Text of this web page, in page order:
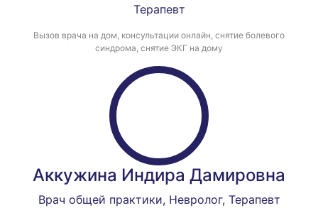
Терапевт
Вызов врача на дом, консультации онлайн, снятие болевого
синдрома, снятие ЭКГ на дому
Аккужина Индира Дамировна
Врач общей практики, Невролог, Терапевт